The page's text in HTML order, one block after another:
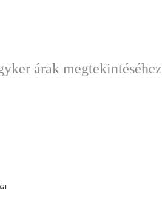
árak megtekintéséhez